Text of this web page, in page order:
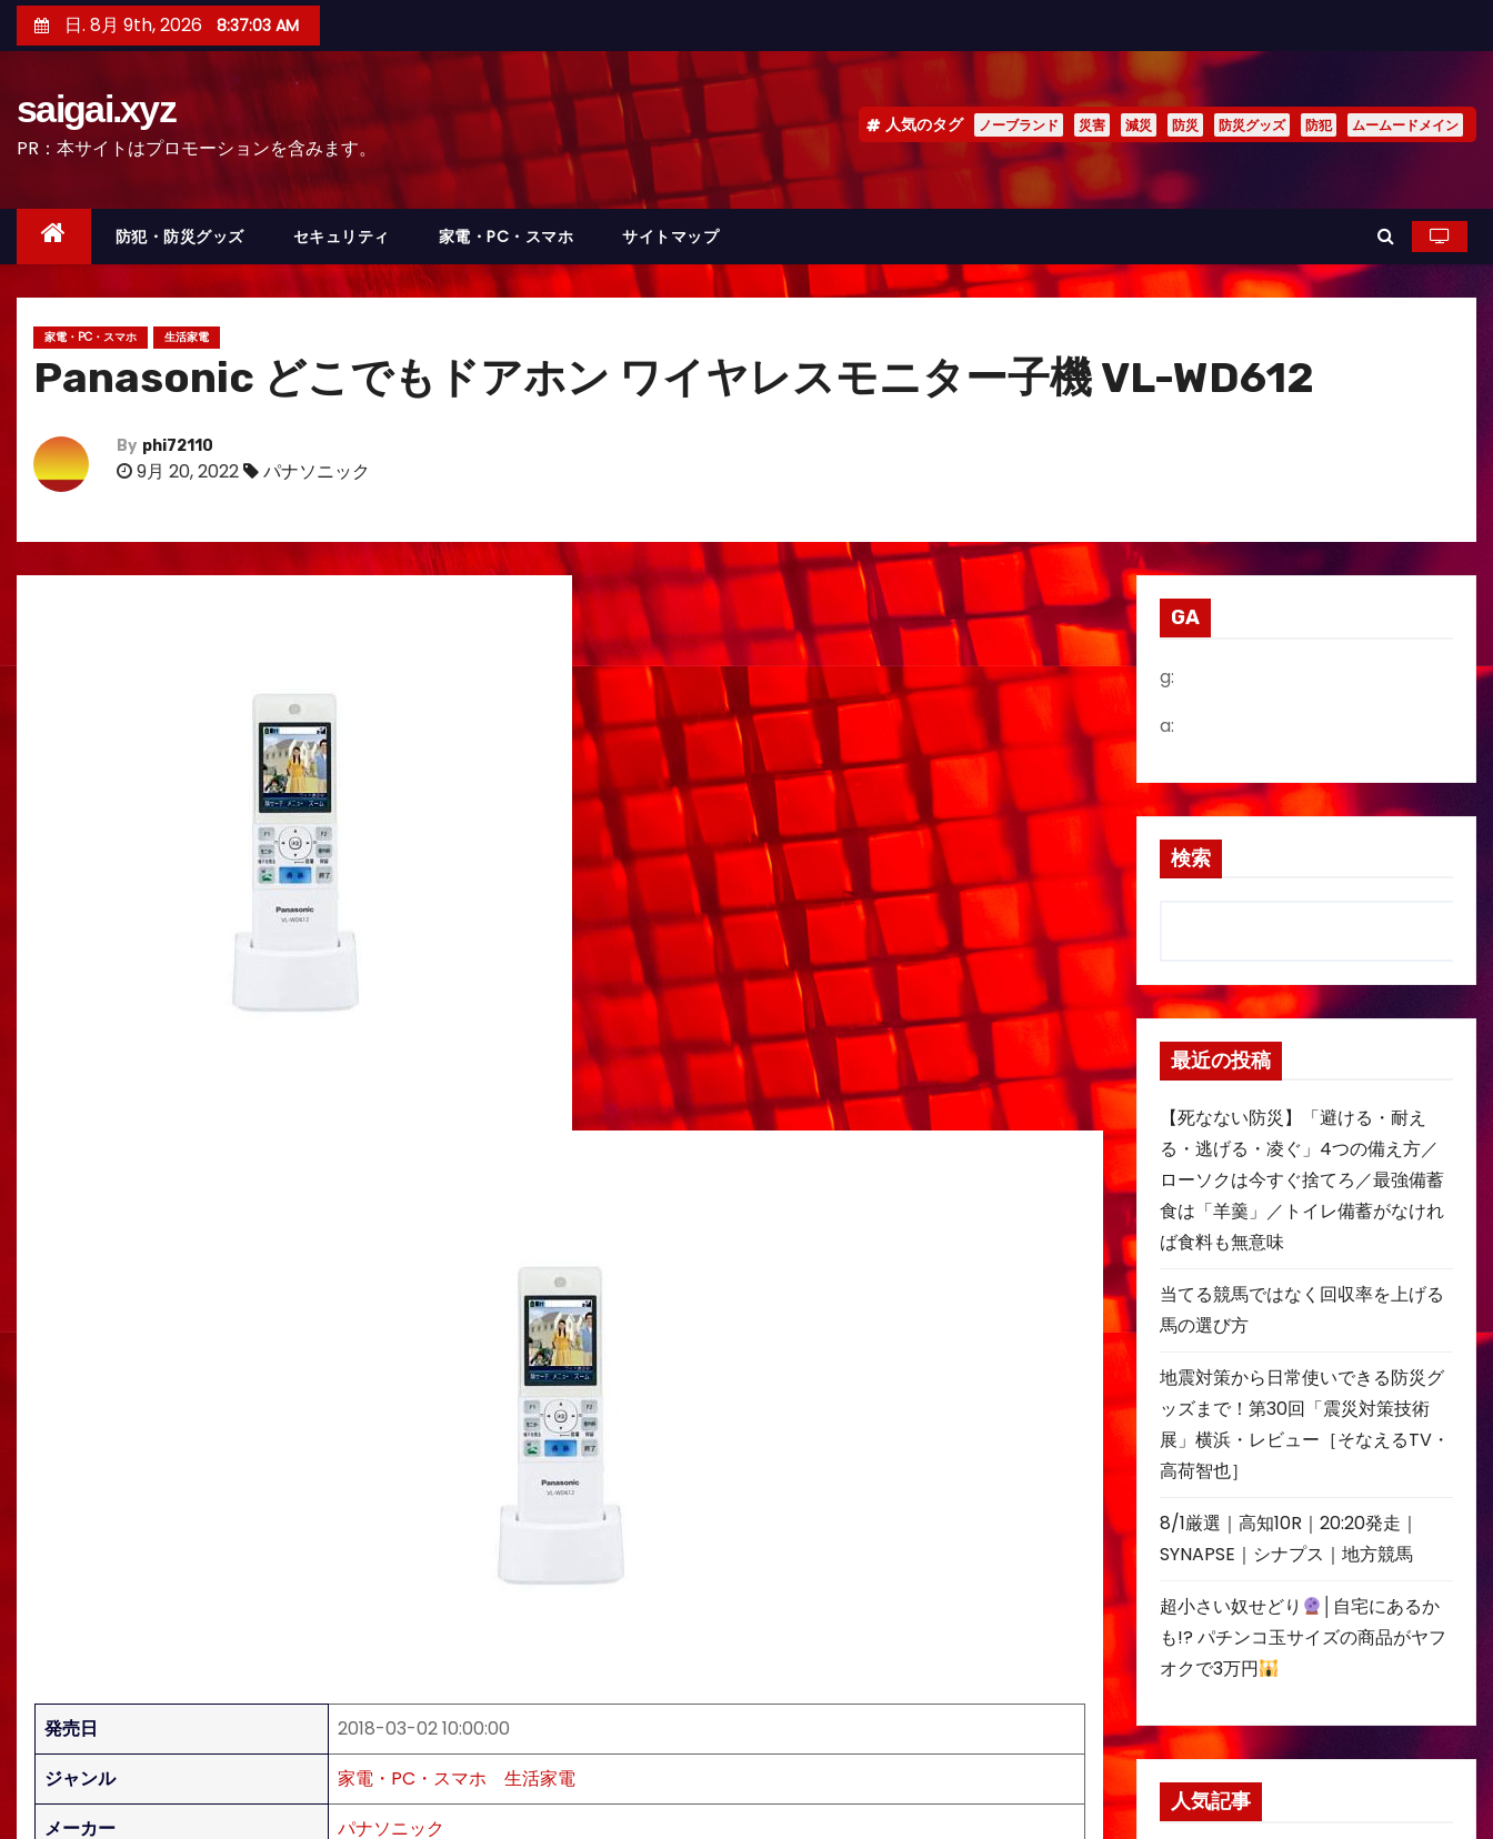
ン
ッ
日. 8月 9th, 2026 8:37:04 AM
saigai.xyz
PR：本サイトはプロモーションを含みます。
人気のタグ ノーブランド 災害 減災 防災 防災グッズ 防犯 ムームードメイン
防犯・防災グッズ セキュリティ 家電・PC・スマホ サイトマップ
家電・PC・スマホ 生活家電
Panasonic どこでもドアホン ワイヤレスモニター子機 VL-WD612
By phi72110
9月 20, 2022 パナソニック
発売日
2018-03-02 10:00:00
ジャンル
家電・PC・スマホ
生活家電
メーカー
パナソニック
GA
g:
a:
検索
最近の投稿
【死なない防災】「避ける・耐え
る・逃げる・凌ぐ」4つの備え方／
ローソクは今すぐ捨てろ／最強備蓄
食は「羊羹」／トイレ備蓄がなけれ
ば食料も無意味
当てる競馬ではなく回収率を上げる
馬の選び方
地震対策から日常使いできる防災グ
ッズまで！第30回「震災対策技術
展」横浜・レビュー［そなえるTV・
高荷智也］
8/1厳選｜高知10R｜20:20発走｜
SYNAPSE｜シナプス｜地方競馬
超小さい奴せどり
│自宅にあるか
も!? パチンコ玉サイズの商品がヤフ
オクで3万円
人気記事